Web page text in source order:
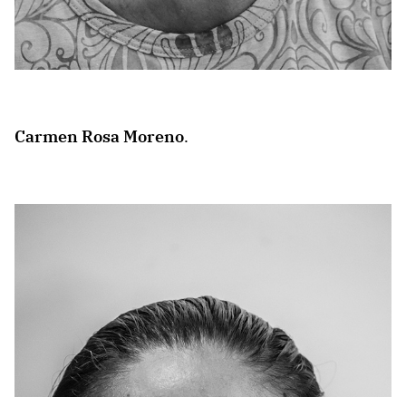
Carmen Rosa Moreno.